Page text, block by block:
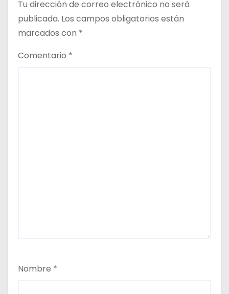
a
d
a
Tu dirección de correo electrónico no será
publicada. Los campos obligatorios están
marcados con *
Comentario *
Nombre *